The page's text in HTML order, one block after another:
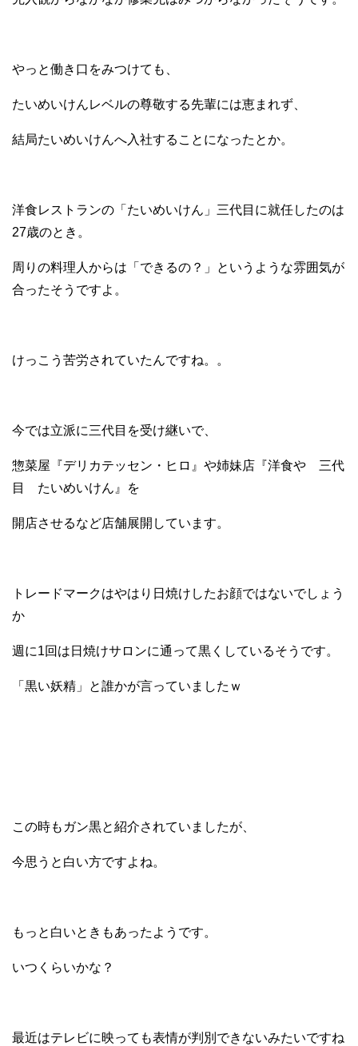
やっと働き口をみつけても、
たいめいけんレベルの尊敬する先輩には恵まれず、
結局たいめいけんへ入社することになったとか。
洋食レストランの「たいめいけん」三代目に就任したのは
27歳のとき。
周りの料理人からは「できるの？」というような雰囲気が
合ったそうですよ。
けっこう苦労されていたんですね。。
今では立派に三代目を受け継いで、
惣菜屋『デリカテッセン・ヒロ』や姉妹店『洋食や 三代
目 たいめいけん』を
開店させるなど店舗展開しています。
トレードマークはやはり日焼けしたお顔ではないでしょう
か
週に1回は日焼けサロンに通って黒くしているそうです。
「黒い妖精」と誰かが言っていましたｗ
この時もガン黒と紹介されていましたが、
今思うと白い方ですよね。
もっと白いときもあったようです。
いつくらいかな？
最近はテレビに映っても表情が判別できないみたいですね